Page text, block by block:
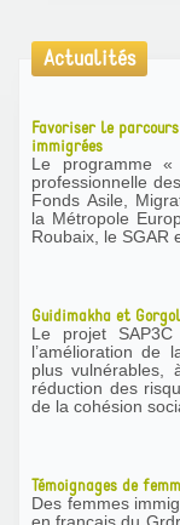
Actualités
Favoriser le
immigrées
Le programme «
professionnelle des femmes immigrées » est cofinancé par le
Fonds Asile,
la Métropole
Roubaix, le SGAR
Guidimakha et
Le projet
l’amélioration de
plus vulnérables,
réduction des
de la cohésion
Témoignages de
Des femmes